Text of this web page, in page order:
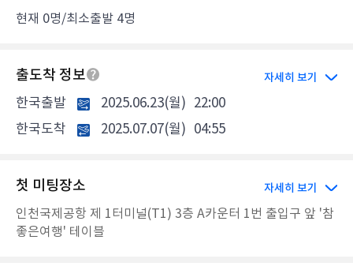
현재 0명/최소출발 4명
출도착 정보 자세히 보기
한국출발 2025.06.23(월) 22:00
한국도착
2025.07.07(월) 04:55
첫 미팅장소 자세히 보기
인천국제공항 제 1터미널(T1) 3층 A카운터 1번 출입구 앞 '참
좋은여행' 테이블